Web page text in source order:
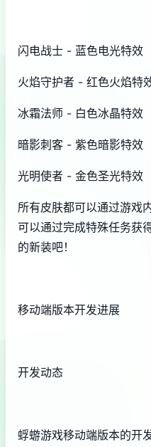
闪电战士 - 蓝色电光特效
火焰守护者 - 红色火焰特
冰霜法师 - 白色冰晶特效
暗影刺客 - 紫色暗影特效
光明使者 - 金色圣光特效
所有皮肤都可以通过游戏
可以通过完成特殊任务获
的新装吧！
移动端版本开发进展
开发动态
蜉蝣游戏移动端版本的开